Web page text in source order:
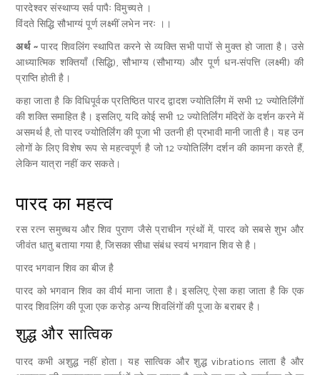
पारदेश्वर संस्थाप्य सर्व पापैः विमुच्यते ।
विंदते सिद्धि सौभाग्यं पूर्ण लक्ष्मीं लभेन नरः ।।
अर्थ ~पारद शिवलिंग स्थापित करने से व्यक्ति सभी पापों से मुक्त हो जाता है। उसे
आध्यात्मिक शक्तियाँ (सिद्धि), सौभाग्य (सौभाग्य) और पूर्ण धन-संपत्ति (लक्ष्मी) की
प्राप्ति होती है।
कहा जाता है कि विधिपूर्वक प्रतिष्ठित पारद द्वादश ज्योतिर्लिंग में सभी 12 ज्योतिर्लिंगों
की शक्ति समाहित है। इसलिए, यदि कोई सभी 12 ज्योतिर्लिंग मंदिरों के दर्शन करने में
असमर्थ है, तो पारद ज्योतिर्लिंग की पूजा भी उतनी ही प्रभावी मानी जाती है। यह उन
लोगों के लिए विशेष रूप से महत्वपूर्ण है जो 12 ज्योतिर्लिंग दर्शन की कामना करते हैं,
लेकिन यात्रा नहीं कर सकते।
पारद का महत्व
रस रत्न समुच्चय और शिव पुराण जैसे प्राचीन ग्रंथों में, पारद को सबसे शुभ और
जीवंत धातु बताया गया है, जिसका सीधा संबंध स्वयं भगवान शिव से है।
पारद भगवान शिव का बीज है
पारद को भगवान शिव का वीर्य माना जाता है। इसलिए, ऐसा कहा जाता है कि एक
पारद शिवलिंग की पूजा एक करोड़ अन्य शिवलिंगों की पूजा के बराबर है।
शुद्ध और सात्विक
पारद कभी अशुद्ध नहीं होता। यह सात्विक और शुद्ध vibrations लाता है और